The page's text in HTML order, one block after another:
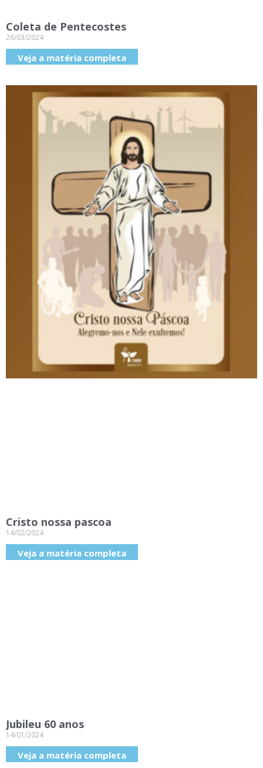
Coleta de Pentecostes
26/03/2024
Veja a matéria completa
Cristo nossa pascoa
14/02/2024
Veja a matéria completa
Jubileu 60 anos
14/01/2024
Veja a matéria completa